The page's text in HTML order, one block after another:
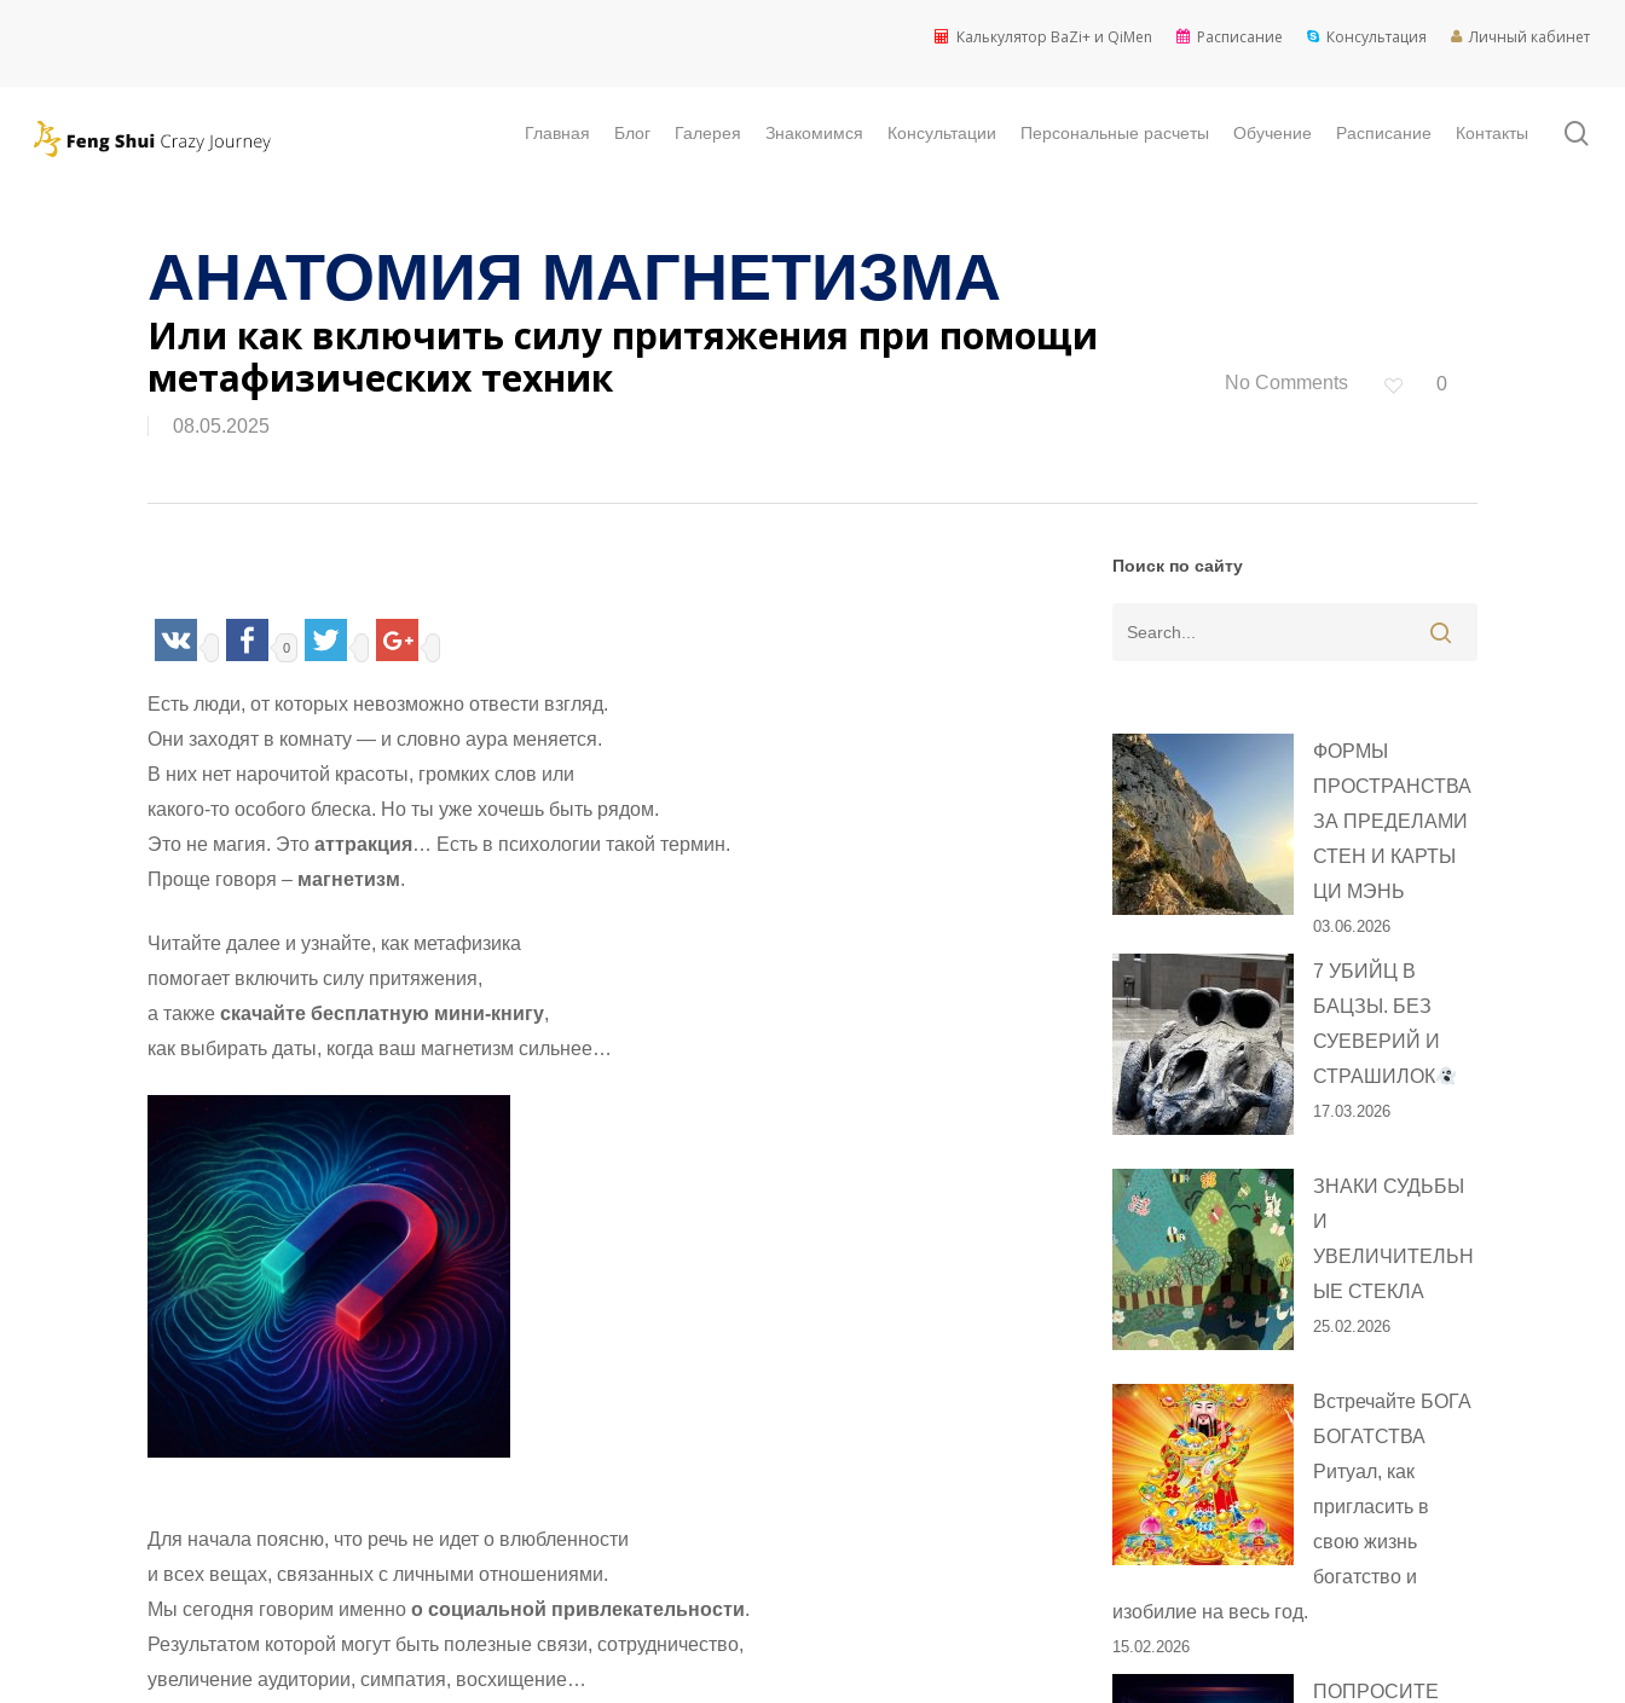
content
Калькулятор BaZi+ и QiMen Расписание Консультация Личный кабинет
Hit enter to search or ESC to close
Главная Блог Галерея Знакомимся Консультации Персональные расчеты Обучение Расписание Контакты
АНАТОМИЯ МАГНЕТИЗМА
Или как включить силу притяжения при помощи
метафизических техник
08.05.2025
No Comments 0
0
Есть люди, от которых невозможно отвести взгляд.
Они заходят в комнату — и словно аура меняется.
В них нет нарочитой красоты, громких слов или
какого-то особого блеска. Но ты уже хочешь быть рядом.
Это не магия. Этоаттракция… Есть в психологии такой термин.
Проще говоря – магнетизм.
Читайте далее и узнайте, как метафизика
помогает включить силу притяжения,
а такжескачайте бесплатную мини-книгу,
как выбирать даты, когда ваш магнетизм сильнее…
Для начала поясню, что речь не идет о влюбленности
и всех вещах, связанных с личными отношениями.
Мы сегодня говорим именноо социальной привлекательности.
Результатом которой могут быть полезные связи, сотрудничество,
увеличение аудитории, симпатия, восхищение…
Поиск по сайту
ФОРМЫ
ПРОСТРАНСТВА
ЗА ПРЕДЕЛАМИ
СТЕН И КАРТЫ
ЦИ МЭНЬ
03.06.2026
7 УБИЙЦ В
БАЦЗЫ. БЕЗ
СУЕВЕРИЙ И
СТРАШИЛОК
17.03.2026
ЗНАКИ СУДЬБЫ
И
УВЕЛИЧИТЕЛЬН
ЫЕ СТЕКЛА
25.02.2026
Встречайте БОГА
БОГАТСТВА
Ритуал, как
пригласить в
свою жизнь
богатство и
изобилие на весь год.
15.02.2026
ПОПРОСИТЕ